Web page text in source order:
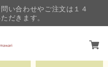
い合わせやご注文は１４
だきます。